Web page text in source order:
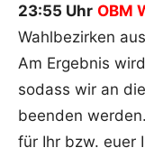
23:55 Uhr OBM
Wahlbezirken
Am Ergebnis
sodass wir an
beenden
für Ihr bzw. euer